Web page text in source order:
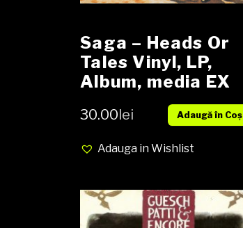
Saga – Heads Or
Tales Vinyl, LP,
Album, media EX
30.00lei Adaugă în Coș
Adauga in Wishlist